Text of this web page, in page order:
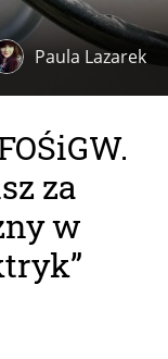
Paula Lazarek
za
w